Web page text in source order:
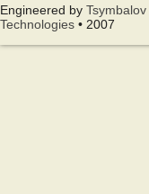
Engineered by Tsymbalov
Technologies • 2007